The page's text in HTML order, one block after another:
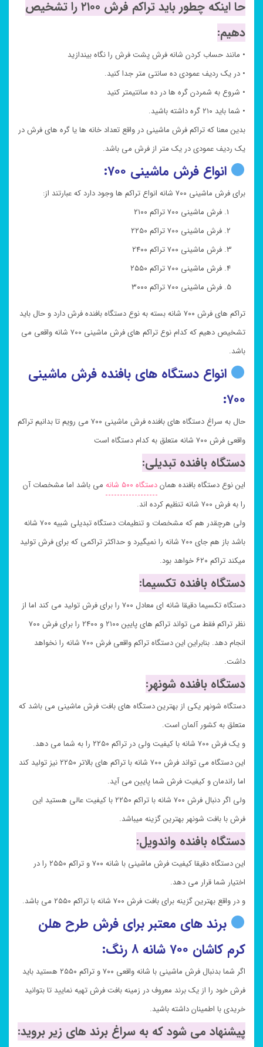
حا اینکه چطور باید تراکم فرش ۲۱۰۰ را تشخیص
دهیم:
• مانند حساب کردن شانه فرش پشت فرش را نگاه بیندازید
• در یک ردیف عمودی ده سانتی متر جدا کنید.
• شروع به شمردن گره ها در ده سانتیمتر کنید
• شما باید ۲۱۰ گره داشته باشید.
بدین معنا که تراکم فرش ماشینی در واقع تعداد خانه ها یا گره های فرش در
یک ردیف عمودی در یک متر از فرش می باشد.
انواع فرش ماشینی ۷۰۰:
برای فرش ماشینی ۷۰۰ شانه انواع تراکم ها وجود دارد که عبارتند از:
فرش ماشینی ۷۰۰ تراکم ۲۱۰۰
فرش ماشینی ۷۰۰ تراکم ۲۲۵۰
فرش ماشینی ۷۰۰ تراکم ۲۴۰۰
فرش ماشینی ۷۰۰ تراکم ۲۵۵۰
فرش ماشینی ۷۰۰ تراکم ۳۰۰۰
تراکم های فرش ۷۰۰ شانه بسته به نوع دستگاه بافنده فرش دارد و حال باید
تشخیص دهیم که کدام نوع تراکم های فرش ماشینی ۷۰۰ شانه واقعی می
باشد.
انواع دستگاه های بافنده فرش ماشینی
۷۰۰:
حال به سراغ دستگاه های بافنده فرش ماشینی ۷۰۰ می رویم تا بدانیم تراکم
واقعی فرش ۷۰۰ شانه متعلق به کدام دستگاه است
دستگاه بافنده تبدیلی:
این نوع دستگاه بافنده هماندستگاه ۵۰۰ شانه
می باشد اما مشخصات آن
را به فرش ۷۰۰ شانه تنظیم کرده اند.
ولی هرچقدر هم که مشخصات و تنطیمات دستگاه تبدیلی شبیه ۷۰۰ شانه
باشد باز هم جای ۷۰۰ شانه را نمیگیرد و حداکثر تراکمی که برای فرش تولید
میکند تراکم ۶۲۰ خواهد بود.
دستگاه بافنده تکسیما:
دستگاه تکسیما دقیقا شانه ای معادل ۷۰۰ را برای فرش تولید می کند اما از
نظر تراکم فقط می تواند تراکم های پایین ۲۱۰۰ و ۲۴۰۰ را برای فرش ۷۰۰
انجام دهد. بنابراین این دستگاه تراکم واقعی فرش ۷۰۰ شانه را نخواهد
داشت.
دستگاه بافنده شونهر:
دستگاه شونهر یکی از بهترین دستگاه های بافت فرش ماشینی می باشد که
متعلق به کشور آلمان است.
و یک فرش ۷۰۰ شانه با کیفیت ولی در تراکم ۲۲۵۰ را به شما می دهد.
این دستگاه می تواند فرش ۷۰۰ شانه با تراکم های بالاتر ۲۲۵۰ نیز تولید کند
اما راندمان و کیفیت فرش شما پایین می آید.
ولی اگر دنبال فرش ۷۰۰ شانه با تراکم ۲۲۵۰ با کیفیت عالی هستید این
فرش با بافت شونهر بهترین گزینه میباشد.
دستگاه بافنده واندویل:
این دستگاه دقیقا کیفیت فرش ماشینی با شانه ۷۰۰ و تراکم ۲۵۵۰ را در
اختیار شما قرار می دهد.
و در واقع بهترین گزینه برای بافت فرش ۷۰۰ شانه با تراکم ۲۵۵۰ می باشد.
برند های معتبر برای فرش طرح هلن
کرم کاشان ۷۰۰ شانه ۸ رنگ:
اگر شما بدنبال فرش ماشینی با شانه واقعی ۷۰۰ و تراکم ۲۵۵۰ هستید باید
فرش خود را از یک برند معروف در زمینه بافت فرش تهیه نمایید تا بتوانید
خریدی با اطمینان داشته باشید.
پیشنهاد می شود که به سراغ برند های زیر بروید: